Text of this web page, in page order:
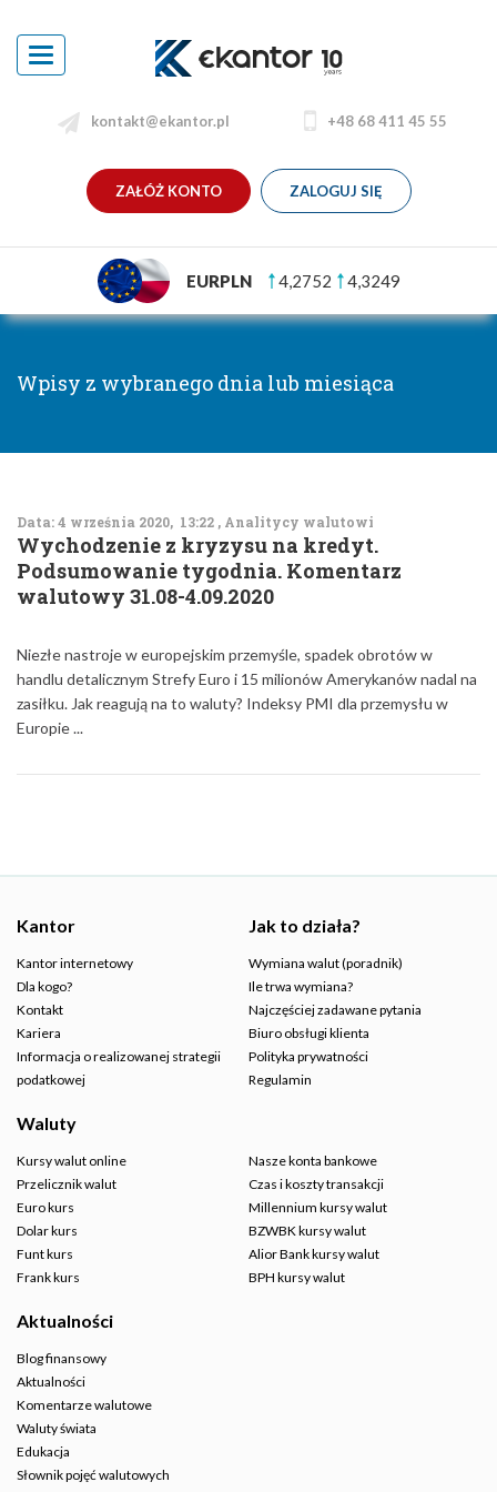
Toggle
navigation
kontakt@ekantor.pl +48 68 411 45 55
ZAŁÓŻ KONTO ZALOGUJ SIĘ
EURPLN 4,2752 4,3249
Wpisy z wybranego dnia lub miesiąca
Data: 4 września 2020, 13:22 , Analitycy walutowi
Wychodzenie z kryzysu na kredyt.
Podsumowanie tygodnia. Komentarz
walutowy 31.08-4.09.2020
Niezłe nastroje w europejskim przemyśle, spadek obrotów w
handlu detalicznym Strefy Euro i 15 milionów Amerykanów nadal na
zasiłku. Jak reagują na to waluty? Indeksy PMI dla przemysłu w
Europie ...
Kantor
Kantor internetowy
Dla kogo?
Kontakt
Kariera
Informacja o realizowanej strategii
podatkowej
Jak to działa?
Wymiana walut (poradnik)
Ile trwa wymiana?
Najczęściej zadawane pytania
Biuro obsługi klienta
Polityka prywatności
Regulamin
Waluty
Kursy walut online
Przelicznik walut
Euro kurs
Dolar kurs
Funt kurs
Frank kurs
Nasze konta bankowe
Czas i koszty transakcji
Millennium kursy walut
BZWBK kursy walut
Alior Bank kursy walut
BPH kursy walut
Aktualności
Blog finansowy
Aktualności
Komentarze walutowe
Waluty świata
Edukacja
Słownik pojęć walutowych